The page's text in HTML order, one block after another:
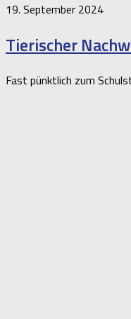
19. September 2024
Tierischer
Fast pünktlich zum